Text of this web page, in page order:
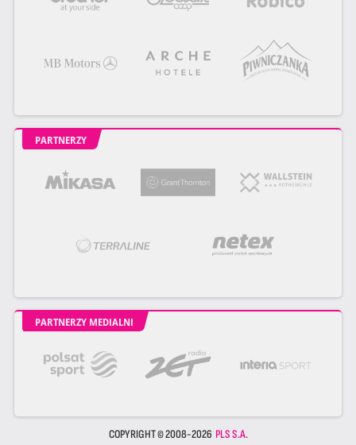
PARTNERZY
PARTNERZY MEDIALNI
COPYRIGHT © 2008-2026 PLS S.A.